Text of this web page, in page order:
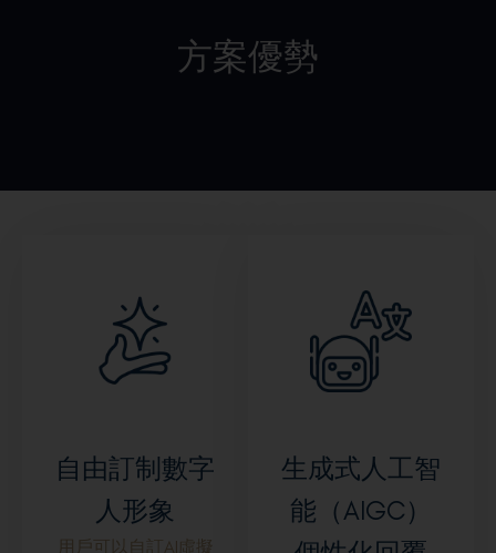
方案優勢
自由訂制數字
人形象
用戶可以自訂AI虛擬
生成式人工智
能（AIGC）